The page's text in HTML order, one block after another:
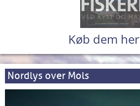
Køb dem her
Nordlys over Mols